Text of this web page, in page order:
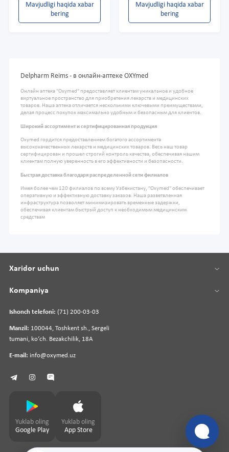
Mavjudligi haqida xabar
bering
Mavjudligi haqida xabar
bering
Delpharm Reims - в онлайн-аптеке OXYmed
Онлайн аптека "Oxymed" предоставляет клиентам уникальное и удобное
виртуальное пространство для приобретения лекарств и медицинских
товаров. Наша аптека отличается несколькими ключевыми преимуществами,
делая процесс покупок максимально удобным и безопасным для клиентов.
Широкий ассортимент и сертифицированная продукция
Oxymed гордится предоставлением богатого ассортимента
высококачественных лекарств и медицинских товаров. Весь наш товар
сертифицирован и прошел строгий контроль качества, обеспечивая нашим
клиентам полную уверенность в его эффективности и безопасности.
Быстрая доставка благодаря распределенной сети филиалов
Имея более чем 120 филиалов по всему Узбекистану, "Oxymed" обеспечивает
оперативную и эффективную доставку заказов. Наша разветвленная
инфраструктура позволяет минимизировать временные задержки,
обеспечивая клиентам быстрый доступ к необходимым медицинским
средствам
Ishonch telefoni: (71) 200-03-03
Manzil: 100044, Toshkent sh., Sergeli
tumani, koʻch. Bezakchilik, 18A
E-mail: info@oxymed.uz
Xaridor uchun
Kompaniya
Yuklab oling
Google Play
Yuklab oling
App Store